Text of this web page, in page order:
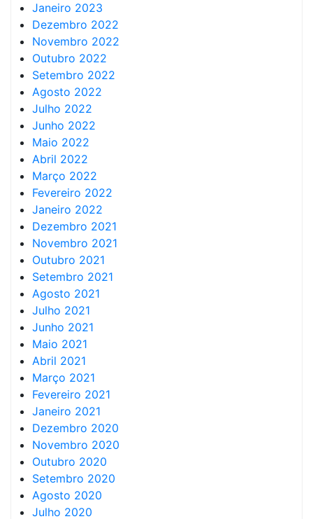
Janeiro 2023
Dezembro 2022
Novembro 2022
Outubro 2022
Setembro 2022
Agosto 2022
Julho 2022
Junho 2022
Maio 2022
Abril 2022
Março 2022
Fevereiro 2022
Janeiro 2022
Dezembro 2021
Novembro 2021
Outubro 2021
Setembro 2021
Agosto 2021
Julho 2021
Junho 2021
Maio 2021
Abril 2021
Março 2021
Fevereiro 2021
Janeiro 2021
Dezembro 2020
Novembro 2020
Outubro 2020
Setembro 2020
Agosto 2020
Julho 2020